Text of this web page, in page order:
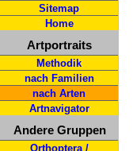
Sitemap
Home
Artportraits
Methodik
nach Familien
nach Arten
Artnavigator
Andere Gruppen
Orthoptera /